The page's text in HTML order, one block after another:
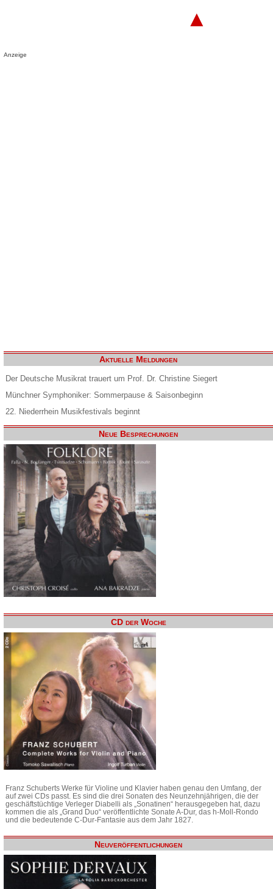
▲
Anzeige
Aktuelle Meldungen
Der Deutsche Musikrat trauert um Prof. Dr. Christine Siegert
Münchner Symphoniker: Sommerpause & Saisonbeginn
22. Niederrhein Musikfestivals beginnt
Neue Besprechungen
CD der Woche
Franz Schuberts Werke für Violine und Klavier haben genau den Umfang, der
auf zwei CDs passt. Es sind die drei Sonaten des Neunzehnjährigen, die der
geschäftstüchtige Verleger Diabelli als „Sonatinen“ herausgegeben hat, dazu
kommen die als „Grand Duo“ veröffentlichte Sonate A-Dur, das h-Moll-Rondo
und die bedeutende C-Dur-Fantasie aus dem Jahr 1827.
Neuveröffentlichungen